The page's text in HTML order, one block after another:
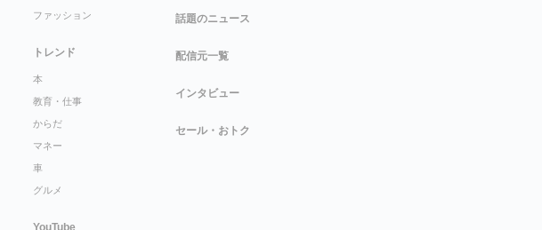
ファッション
トレンド
本
教育・仕事
からだ
マネー
車
グルメ
YouTube
話題のニュース
配信元一覧
インタビュー
セール・おトク